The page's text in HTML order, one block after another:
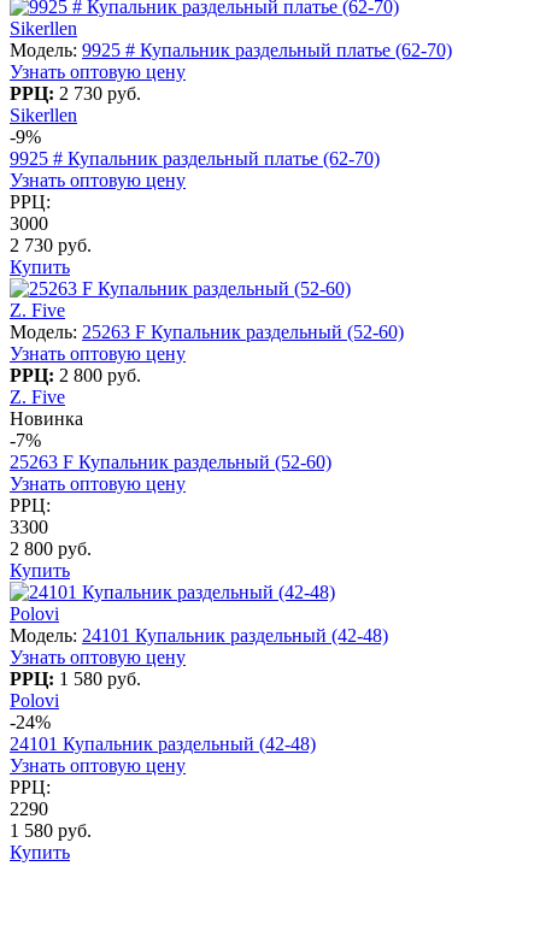
Sikerllen
Модель: 9925 # Купальник раздельный платье (62-70)
Узнать оптовую цену
РРЦ: 2 730 руб.
Sikerllen
-9%
9925 # Купальник раздельный платье (62-70)
Узнать оптовую цену
РРЦ:
3000
2 730 руб.
Купить
Z. Five
Модель: 25263 F Купальник раздельный (52-60)
Узнать оптовую цену
РРЦ: 2 800 руб.
Z. Five
Новинка
-7%
25263 F Купальник раздельный (52-60)
Узнать оптовую цену
РРЦ:
3300
2 800 руб.
Купить
Polovi
Модель: 24101 Купальник раздельный (42-48)
Узнать оптовую цену
РРЦ: 1 580 руб.
Polovi
-24%
24101 Купальник раздельный (42-48)
Узнать оптовую цену
РРЦ:
2290
1 580 руб.
Купить